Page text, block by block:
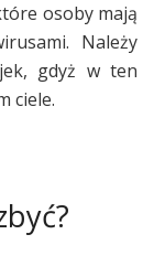
osoby mają
Należy
gdyż w ten
ciele.